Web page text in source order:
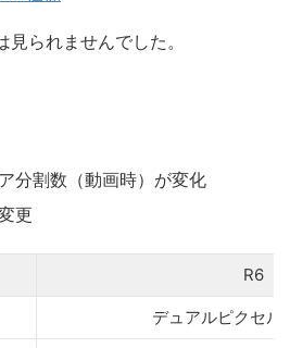
られませんでした。
分割数（動画時）が変化
更
R6
デュアルピクセル